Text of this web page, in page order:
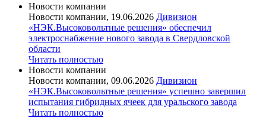
Новости компании
Новости компании, 19.06.2026 Дивизион
«НЭК.Высоковольтные решения» обеспечил
электроснабжение нового завода в Свердловской
области
Читать полностью
Новости компании
Новости компании, 09.06.2026 Дивизион
«НЭК.Высоковольтные решения» успешно завершил
испытания гибридных ячеек для уральского завода
Читать полностью